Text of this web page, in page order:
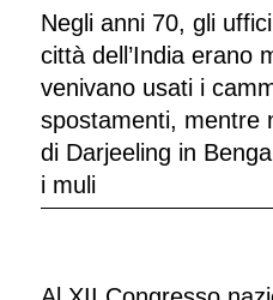
Negli anni 70, gli
città dell’India erano
venivano usati i
spostamenti, mentre
di Darjeeling in
i muli